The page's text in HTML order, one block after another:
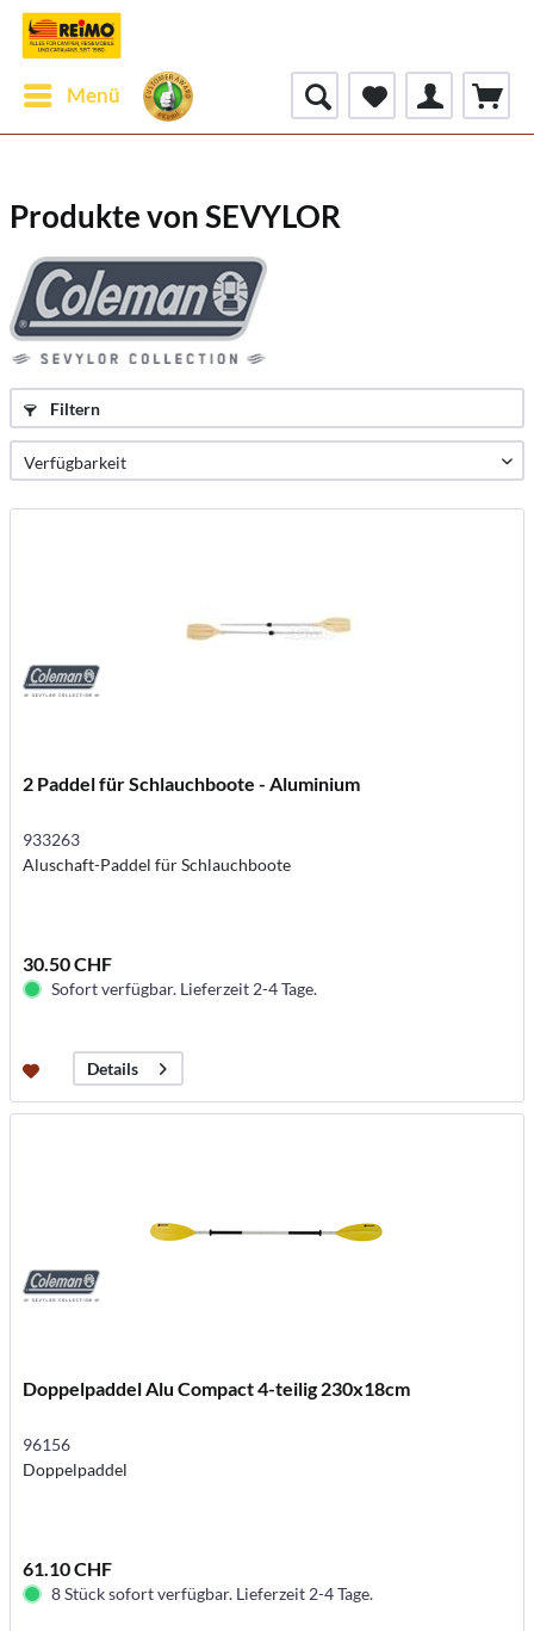
Menü
Produkte von SEVYLOR
Filtern
2 Paddel für Schlauchboote - Aluminium
933263
Aluschaft-Paddel für Schlauchboote
30.50 CHF
Sofort verfügbar. Lieferzeit 2-4 Tage.
Details
Doppelpaddel Alu Compact 4-teilig 230x18cm
96156
Doppelpaddel
61.10 CHF
8 Stück sofort verfügbar. Lieferzeit 2-4 Tage.